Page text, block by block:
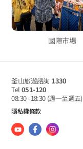
國際市場
釜山旅遊諮詢 1330
Tel 051-120
08:30 - 18:30 (週一至週五)
隱私權條款